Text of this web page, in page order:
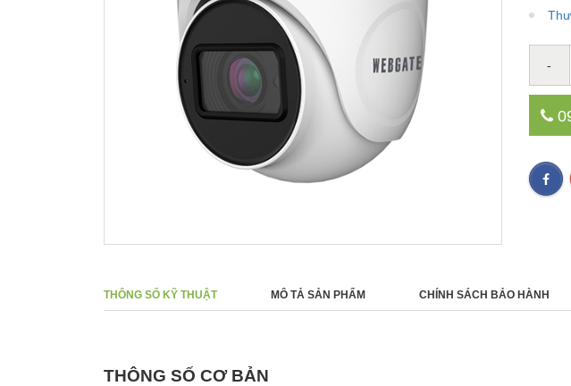
-
THÔNG SỐ KỸ THUẬT MÔ TẢ SẢN PHẨM CHÍNH SÁCH BẢO HÀNH
THÔNG SỐ CƠ BẢN